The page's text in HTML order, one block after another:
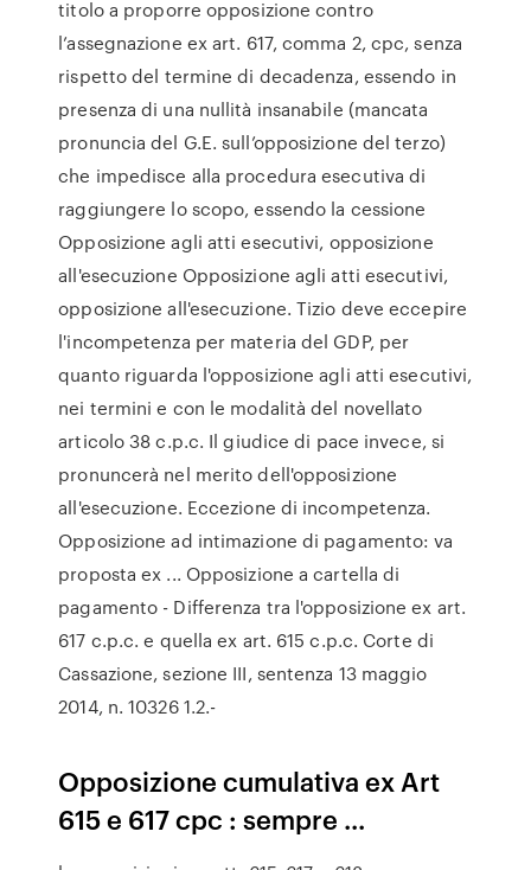
titolo a proporre opposizione contro
l’assegnazione ex art. 617, comma 2, cpc, senza
rispetto del termine di decadenza, essendo in
presenza di una nullità insanabile (mancata
pronuncia del G.E. sull’opposizione del terzo)
che impedisce alla procedura esecutiva di
raggiungere lo scopo, essendo la cessione
Opposizione agli atti esecutivi, opposizione
all'esecuzione Opposizione agli atti esecutivi,
opposizione all'esecuzione. Tizio deve eccepire
l'incompetenza per materia del GDP, per
quanto riguarda l'opposizione agli atti esecutivi,
nei termini e con le modalità del novellato
articolo 38 c.p.c. Il giudice di pace invece, si
pronuncerà nel merito dell'opposizione
all'esecuzione. Eccezione di incompetenza.
Opposizione ad intimazione di pagamento: va
proposta ex ... Opposizione a cartella di
pagamento - Differenza tra l'opposizione ex art.
617 c.p.c. e quella ex art. 615 c.p.c. Corte di
Cassazione, sezione III, sentenza 13 maggio
2014, n. 10326 1.2.-
Opposizione cumulativa ex Art
615 e 617 cpc : sempre ...